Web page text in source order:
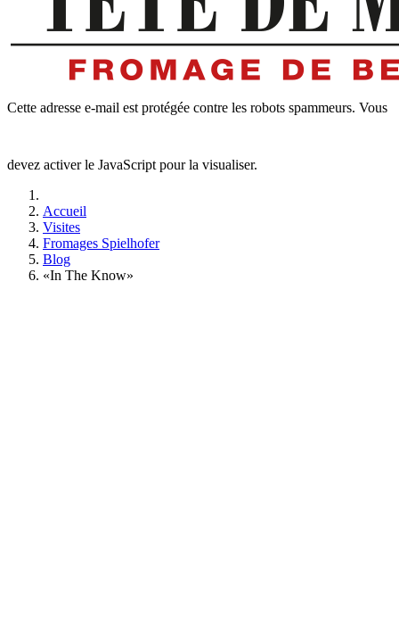
Cette adresse e-mail est protégée contre les robots spammeurs. Vous
devez activer le JavaScript pour la visualiser.
Accueil
Visites
Fromages Spielhofer
Blog
«In The Know»